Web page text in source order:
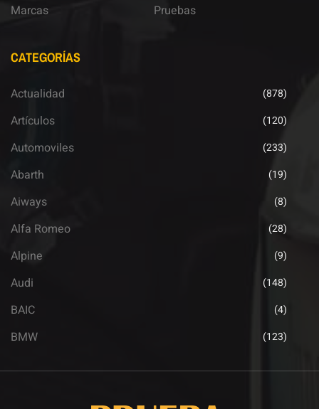
Marcas
Pruebas
CATEGORÍAS
Actualidad (878)
Artículos (120)
Automoviles (233)
Abarth (19)
Aiways (8)
Alfa Romeo (28)
Alpine (9)
Audi (148)
BAIC (4)
BMW (123)